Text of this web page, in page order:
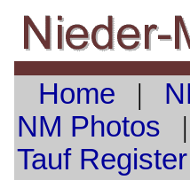
Home |
NM Photos
TaufRegister